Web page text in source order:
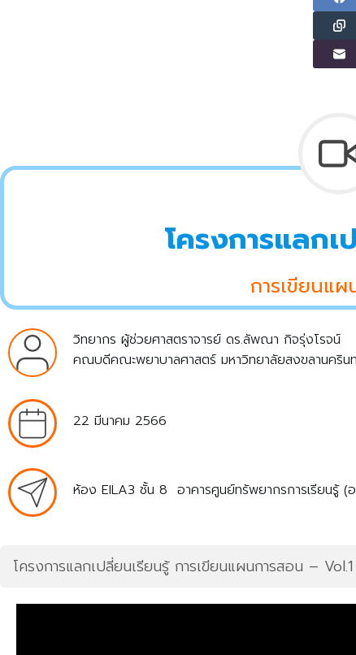
โครงการแลก
การเขียนแ
วิทยากร ผู้ช่วยศาสตราจารย์ ดร.ลัพณา กิจรุ่งโรจน์
คณบดีคณะพยาบาลศาสตร์ มหาวิทยาลัยสงขลานคริน
22 มีนาคม 2566
ห้อง EILA3 ชั้น 8 อาคารศูนย์ทรัพยากรการเรียนรู้ (
โครงการแลกเปลี่ยนเรียนรู้ การเขียนแผนการสอน – Vol.1